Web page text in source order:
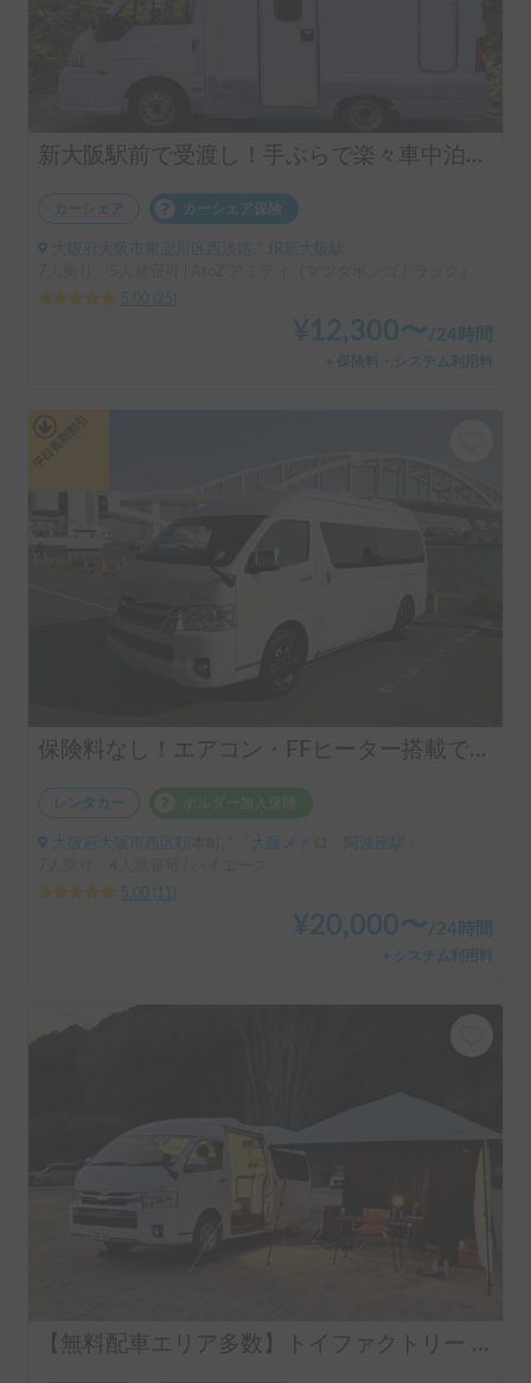
新大阪駅前で受渡し！手ぶらで楽々車中泊体験！
カーシェア カーシェア保険
大阪府大阪市東淀川区西淡路, ' JR新大阪駅
5.00
25
¥ 12,300〜/24時間
＋保険料・システム利用料
保険料なし！エアコン・FFヒーター搭載で年中快適✨使い勝手の良いバンコン🚐FOCS VERTICE ペット大歓迎🐶
レンタカー
大阪府大阪市西区靱本町, ' 「大阪メトロ 阿波座駅」
5.00
¥20,000〜/24時間
＋システム利用料
【無料配車エリア多数】トイファクトリー コルドバクルーズ 🐾 | ペット歓迎🐶トイレ有🚽ヒーター＆エアコンで年中快適✨4駆+スタッドレスで安心💪